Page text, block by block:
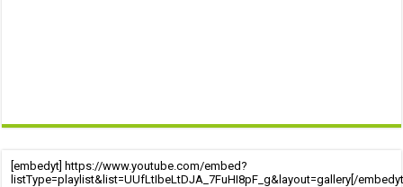
[embedyt] https://www.youtube.com/embed?
listType=playlist&list=UUfLtIbeLtDJA_7FuHI8pF_g&layout=gallery[/